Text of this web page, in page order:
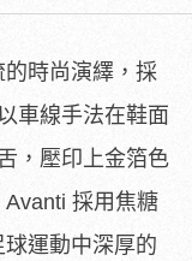
時尚演繹，採
車線手法在鞋面
，壓印上金箔色
採用焦糖
運動中深厚的